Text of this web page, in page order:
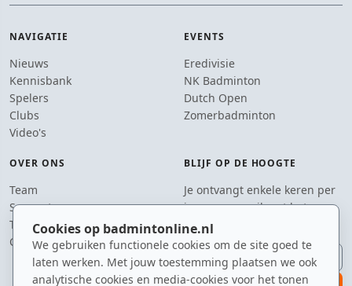
Cookies op badmintonline.nl
We gebruiken functionele cookies om de site goed te
laten werken. Met jouw toestemming plaatsen we ook
analytische cookies en media-cookies voor het tonen
NAVIGATIE
Nieuws
Kennisbank
Spelers
Clubs
Video's
EVENTS
Eredivisie
NK Badminton
Dutch Open
Zomerbadminton
OVER ONS
Team
Supporters
Tip de redactie
Contact
BLIJF OP DE HOOGTE
Je ontvangt enkele keren per
jaar een e-mail met het
laatste badmintonnieuws.
E-mailadres